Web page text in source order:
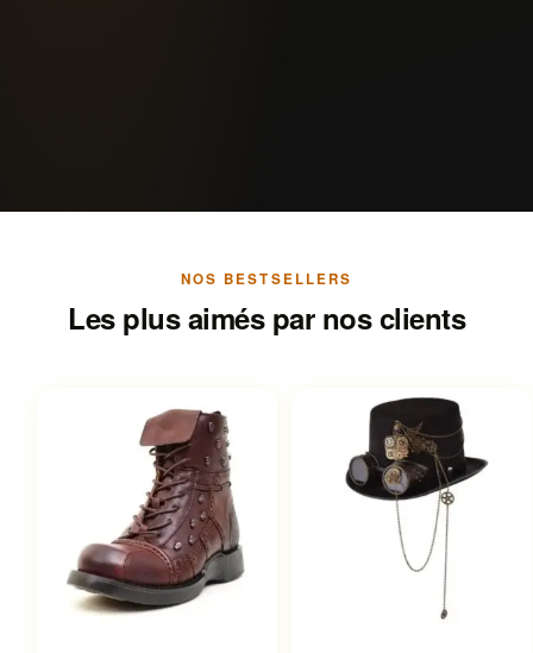
NOS BESTSELLERS
Les plus aimés par nos clients